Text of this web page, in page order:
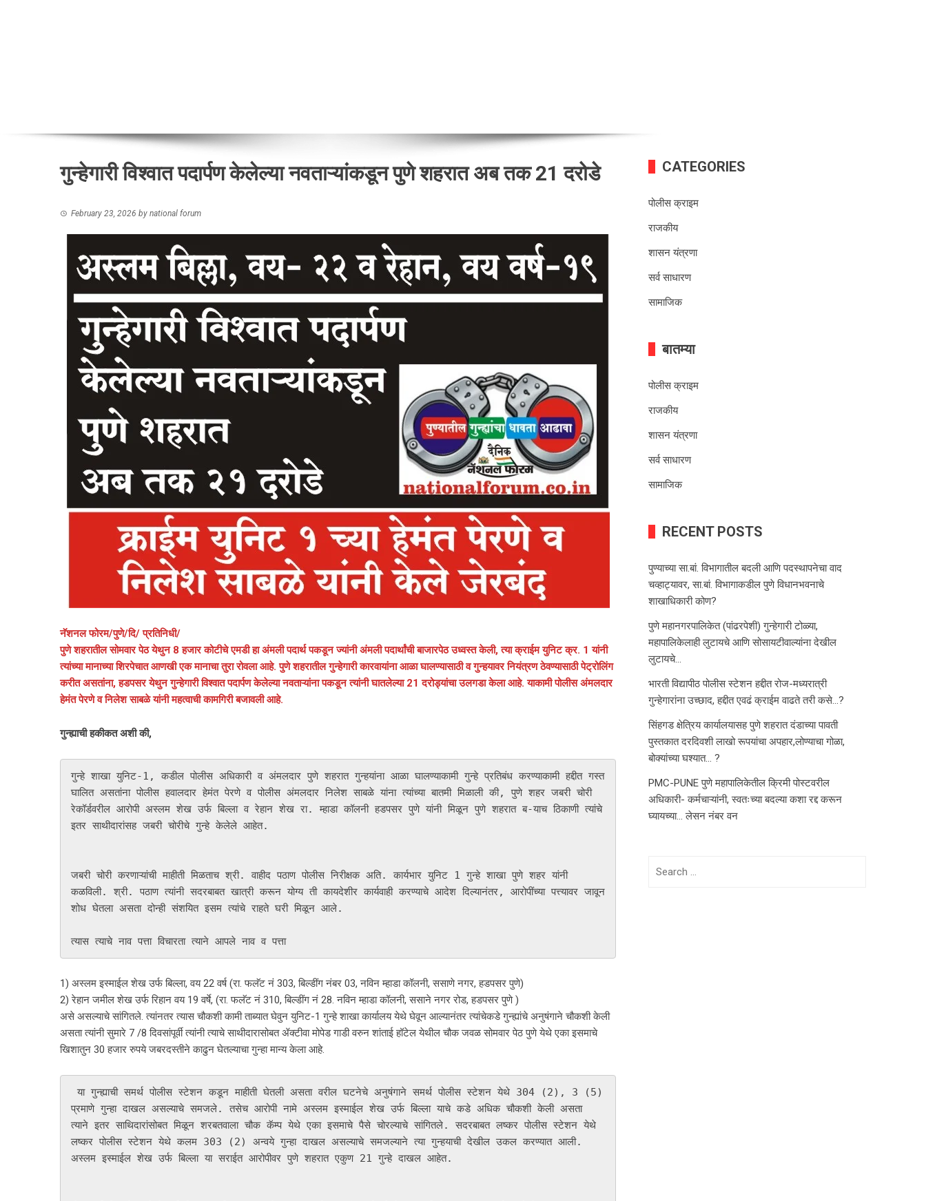
गुन्हेगारी विश्वात पदार्पण केलेल्या नवताऱ्यांकडून पुणे शहरात अब तक 21 दरोडे
February 23, 2026 by national forum
नॅशनल फोरम/पुणे/दि/ प्रतिनिधी/
पुणे शहरातील सोमवार पेठ येथुन 8 हजार कोटीचे एमडी हा अंमली पदार्थ पकडून ज्यांनी अंमली पदार्थांची बाजारपेठ उध्वस्त केली, त्या क्राईम युनिट क्र. 1 यांनी
त्यांच्या मानाच्या शिरपेचात आणखी एक मानाचा तुरा रोवला आहे. पुणे शहरातील गुन्हेगारी कारवायांना आळा घालण्यासाठी व गुन्हयावर नियंत्रण ठेवण्यासाठी पेट्रोलिंग
करीत असतांना, हडपसर येथुन गुन्हेगारी विश्वात पदार्पण केलेल्या नवताऱ्यांना पकडून त्यांनी घातलेल्या 21 दरोड्यांचा उलगडा केला आहे. याकामी पोलीस अंमलदार
हेमंत पेरणे व निलेश साबळे यांनी महत्वाची कामगिरी बजावली आहे.
गुन्ह्याची हकीकत अशी की,
गुन्हे शाखा युनिट-1, कडील पोलीस अधिकारी व अंमलदार पुणे शहरात गुन्हयांना आळा घालण्याकामी गुन्हे प्रतिबंध करण्याकामी हद्दीत गस्त
घालित असतांना पोलीस हवालदार हेमंत पेरणे व पोलीस अंमलदार निलेश साबळे यांना त्यांच्या बातमी मिळाली की, पुणे शहर जबरी चोरी
रेकॉर्डवरील आरोपी अस्लम शेख उर्फ बिल्ला व रेहान शेख रा. म्हाडा कॉलनी हडपसर पुणे यांनी मिळून पुणे शहरात ब-याच ठिकाणी त्यांचे
इतर साथीदारांसह जबरी चोरीचे गुन्हे केलेले आहेत.
जबरी चोरी करणाऱ्यांची माहीती मिळताच श्री. वाहीद पठाण पोलीस निरीक्षक अति. कार्यभार युनिट 1 गुन्हे शाखा पुणे शहर यांनी
कळविली. श्री. पठाण त्यांनी सदरबाबत खात्री करून योग्य ती कायदेशीर कार्यवाही करण्याचे आदेश दिल्यानंतर, आरोपींच्या पत्त्यावर जावून
शोध घेतला असता दोन्ही संशयित इसम त्यांचे राहते घरी मिळून आले.
त्यास त्याचे नाव पत्ता विचारता त्याने आपले नाव व पत्ता
1) अस्लम इस्माईल शेख उर्फ बिल्ला, वय 22 वर्ष (रा. फलॅट नं 303, बिल्डींग नंबर 03, नविन म्हाडा कॉलनी, ससाणे नगर, हडपसर पुणे)
2) रेहान जमील शेख उर्फ रिहान वय 19 वर्षे, (रा. फलॅट नं 310, बिल्डींग नं 28. नविन म्हाडा कॉलनी, ससाने नगर रोड, हडपसर पुणे )
असे असल्याचे सांगितले. त्यांनतर त्यास चौकशी कामी ताब्यात घेवुन युनिट-1 गुन्हे शाखा कार्यालय येथे घेवून आल्यानंतर त्यांचेकडे गुन्ह्यांचे अनुषंगाने चौकशी केली
असता त्यांनी सुमारे 7 /8 दिवसांपूर्वी त्यांनी त्याचे साथीदारासोबत ॲक्टीवा मोपेड गाडी वरुन शांताई हॉटेल येथील चौक जवळ सोमवार पेठ पुणे येथे एका इसमाचे
खिशातुन 30 हजार रुपये जबरदस्तीने काढुन घेतल्याचा गुन्हा मान्य केला आहे.
या गुन्ह्याची समर्थ पोलीस स्टेशन कडून माहीती घेतली असता वरील घटनेचे अनुषंगाने समर्थ पोलीस स्टेशन येथे 304 (2), 3 (5)
प्रमाणे गुन्हा दाखल असल्याचे समजले. तसेच आरोपी नामे अस्लम इस्माईल शेख उर्फ बिल्ला याचे कडे अधिक चौकशी केली असता
त्याने इतर साथिदारांसोबत मिळून शरबतवाला चौक कॅम्प येथे एका इसमाचे पैसे चोरल्याचे सांगितले. सदरबाबत लष्कर पोलीस स्टेशन येथे
लष्कर पोलीस स्टेशन येथे कलम 303 (2) अन्वये गुन्हा दाखल असल्याचे समजल्याने त्या गुन्हयाची देखील उकल करण्यात आली.
अस्लम इस्माईल शेख उर्फ बिल्ला या सराईत आरोपीवर पुणे शहरात एकुण 21 गुन्हे दाखल आहेत.
CATEGORIES
पोलीस क्राइम
राजकीय
शासन यंत्रणा
सर्व साधारण
सामाजिक
बातम्या
पोलीस क्राइम
राजकीय
शासन यंत्रणा
सर्व साधारण
सामाजिक
RECENT POSTS
पुण्याच्या सा.बां. विभागातील बदली आणि पदस्थापनेचा वाद
चव्हाट्यावर, सा.बां. विभागाकडील पुणे विधानभवनाचे
शाखाधिकारी कोण?
पुणे महानगरपालिकेत (पांढरपेशी) गुन्हेगारी टोळ्या,
महापालिकेलाही लुटायचे आणि सोसायटीवाल्यांना देखील
लुटायचे…
भारती विद्यापीठ पोलीस स्टेशन हद्दीत रोज-मध्यरात्री
गुन्हेगारांना उच्छाद, हद्दीत एवढं क्राईम वाढते तरी कसे…?
सिंहगड क्षेत्रिय कार्यालयासह पुणे शहरात दंडाच्या पावती
पुस्तकात दरदिवशी लाखो रूपयांचा अपहार,लोण्याचा गोळा,
बोक्यांच्या घश्यात… ?
PMC-PUNE पुणे महापालिकेतील क्रिमी पोस्टवरील
अधिकारी- कर्मचाऱ्यांनी, स्वतःच्या बदल्या कशा रद्द करून
घ्यायच्या… लेसन नंबर वन